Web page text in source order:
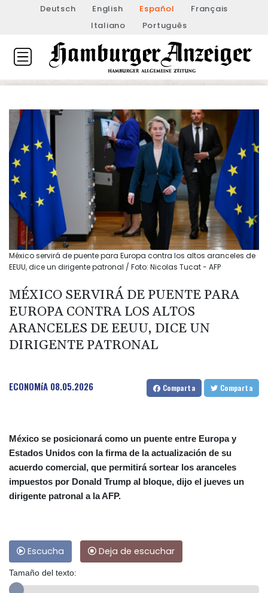
Deutsch English Español
Français
Italiano
Português
México servirá de puente para Europa contra los altos aranceles de
EEUU, dice un dirigente patronal / Foto: Nicolas Tucat - AFP
MÉXICO SERVIRÁ DE PUENTE PARA
EUROPA CONTRA LOS ALTOS
ARANCELES DE EEUU, DICE UN
DIRIGENTE PATRONAL
ECONOMíA 08.05.2026 Comparta Comparta
México se posicionará como un puente entre Europa y
Estados Unidos con la firma de la actualización de su
acuerdo comercial, que permitirá sortear los aranceles
impuestos por Donald Trump al bloque, dijo el jueves un
dirigente patronal a la AFP.
Escucha Deja de escuchar
Tamaño del texto: